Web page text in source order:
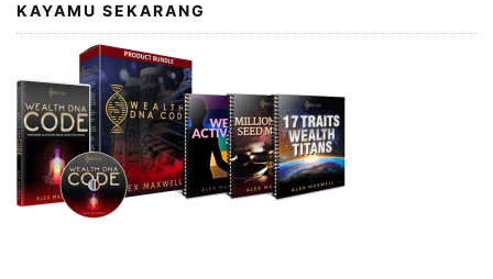
KAYAMU SEKARANG